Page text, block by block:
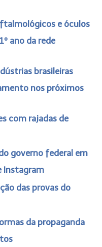
e óculos
ano da rede
brasileiras
nos próximos
com rajadas de
governo federal em
Instagram
das provas do
da propaganda